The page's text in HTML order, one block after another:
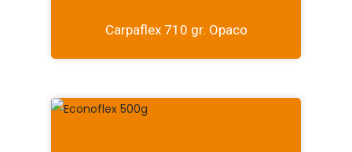
Carpaflex 710 gr. Opaco